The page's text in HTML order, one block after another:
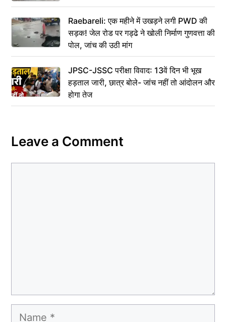
Raebareli: एक महीने में उखड़ने लगी PWD की
सड़क! जेल रोड पर गड्ढे ने खोली निर्माण गुणवत्ता की
पोल, जांच की उठी मांग
JPSC-JSSC परीक्षा विवाद: 13वें दिन भी भूख
हड़ताल जारी, छात्र बोले- जांच नहीं तो आंदोलन और
होगा तेज
Leave a Comment
Name